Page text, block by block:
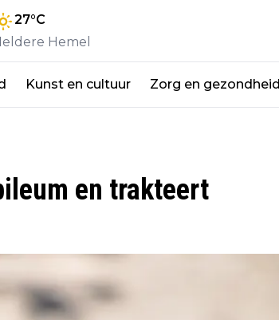
27°C
Hemel
Kunst en cultuur Zorg en gezondheid
en trakteert